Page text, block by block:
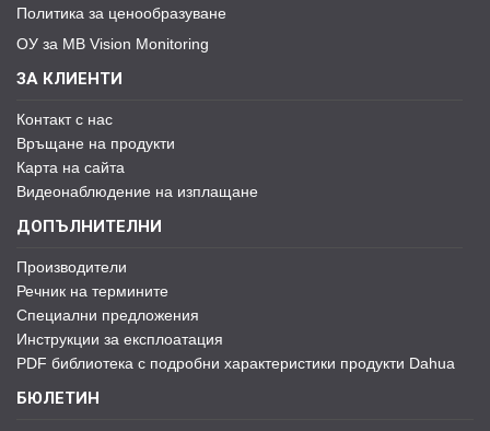
Политика за ценообразуване
ОУ за MB Vision Monitoring
ЗА КЛИЕНТИ
Контакт с нас
Връщане на продукти
Карта на сайта
Видеонаблюдение на изплащане
ДОПЪЛНИТЕЛНИ
Производители
Речник на термините
Специални предложения
Инструкции за експлоатация
PDF библиотека с подробни характеристики продукти Dahua
БЮЛЕТИН